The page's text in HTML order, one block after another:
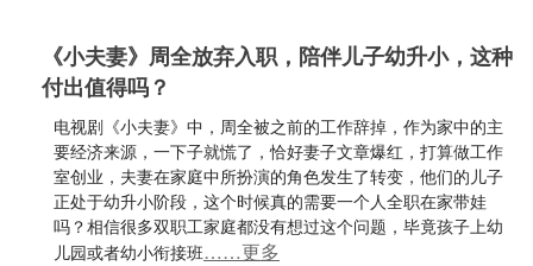
《小夫妻》周全放弃入职，陪伴儿子幼升小，这种
付出值得吗？
电视剧《小夫妻》中，周全被之前的工作辞掉，作为家中的主
要经济来源，一下子就慌了，恰好妻子文章爆红，打算做工作
室创业，夫妻在家庭中所扮演的角色发生了转变，他们的儿子
正处于幼升小阶段，这个时候真的需要一个人全职在家带娃
吗？相信很多双职工家庭都没有想过这个问题，毕竟孩子上幼
儿园或者幼小衔接班……更多